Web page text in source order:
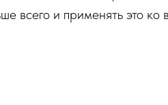
всего и применять это ко